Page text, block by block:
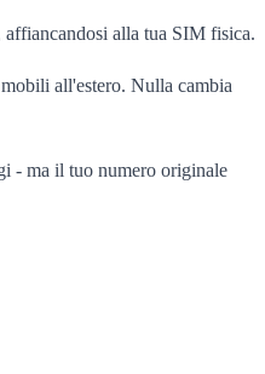
alla tua SIM fisica.
all'estero. Nulla cambia
- ma il tuo numero originale